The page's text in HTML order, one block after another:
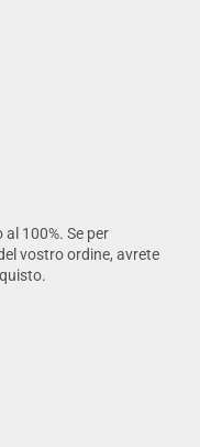
100%. Se per
vostro ordine, avrete